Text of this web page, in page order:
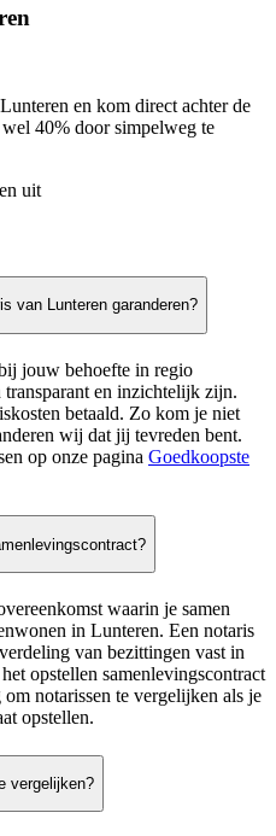
en kom direct achter de
40% door simpelweg te
uit
van Lunteren garanderen?
jouw behoefte in regio
en inzichtelijk zijn.
betaald. Zo kom je niet
wij dat jij tevreden bent.
op onze pagina Goedkoopste
waarin je samen
in Lunteren. Een notaris
van bezittingen vast in
opstellen samenlevingscontract
notarissen te vergelijken als je
opstellen.
vergelijken?